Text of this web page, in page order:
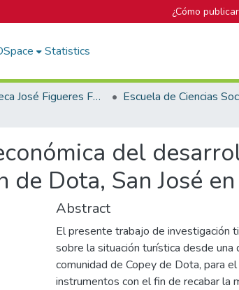
¿Cómo
Statistics
Biblioteca José Figueres Ferrer Escuela de Ciencias
del
de Dota, San José
Abstract
El presente trabajo de investigación
sobre la situación turística desde una
comunidad de Copey de Dota, para
instrumentos con el fin de recabar la